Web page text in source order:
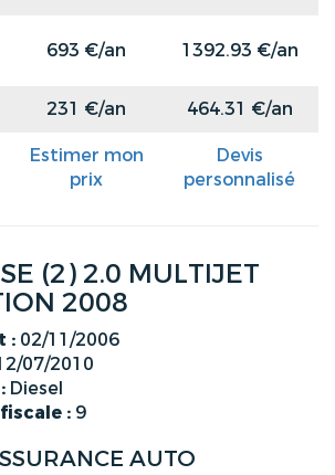
693 €/an 1392.93 €/an
231 €/an 464.31 €/an
Estimer mon
prix
Devis
personnalisé
(2) 2.0 MULTIJET
2008
: 02/11/2006
07/2010
Diesel
: 9
AUTO